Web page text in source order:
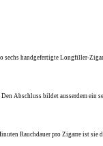
sechs handgefertigte Longfiller-
Abschluss bildet ausserdem ein
Rauchdauer pro Zigarre ist sie